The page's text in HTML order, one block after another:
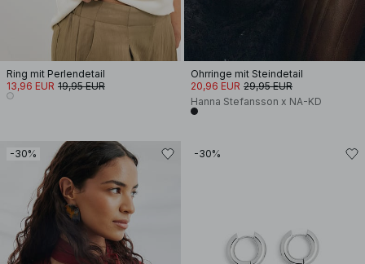
Ring mit Perlendetail
13,96 EUR 19,95 EUR
Ohrringe mit Steindetail
20,96 EUR 29,95 EUR
Hanna Stefansson x NA-KD
-30% -30%